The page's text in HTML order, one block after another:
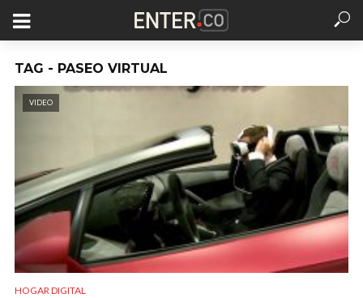
TAG - PASEO VIRTUAL
VIDEO
HOGAR DIGITAL